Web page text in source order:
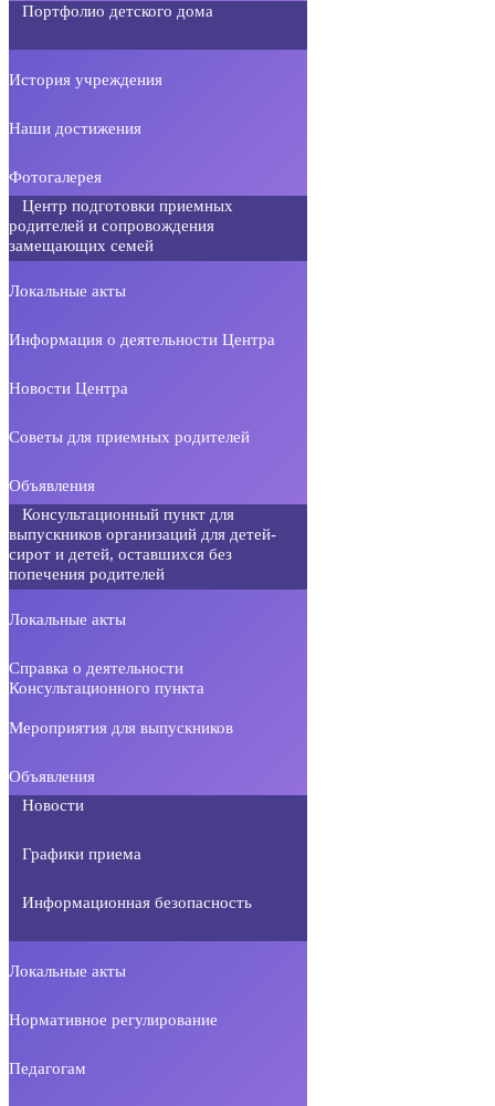
Портфолио детского дома
История учреждения
Наши достижения
Фотогалерея
Центр подготовки приемных
родителей и сопровождения
замещающих семей
Локальные акты
Информация о деятельности Центра
Новости Центра
Советы для приемных родителей
Объявления
Консультационный пункт для
выпускников организаций для детей-
сирот и детей, оставшихся без
попечения родителей
Локальные акты
Справка о деятельности
Консультационного пункта
Мероприятия для выпускников
Объявления
Новости
Графики приема
Информационная безопасность
Локальные акты
Нормативное регулирование
Педагогам